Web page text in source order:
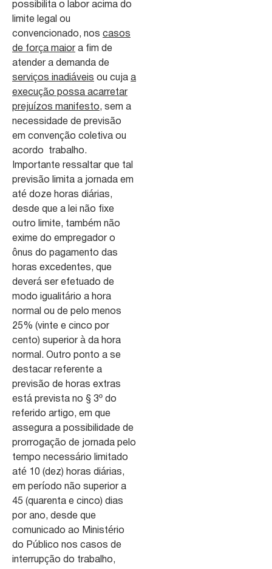
possibilita o labor acima do
limite legal ou
convencionado, nos casos
de força maior a fim de
atender a demanda de
serviços inadiáveis ou cuja a
execução possa acarretar
prejuízos manifesto, sem a
necessidade de previsão
em convenção coletiva ou
acordo trabalho.
Importante ressaltar que tal
previsão limita a jornada em
até doze horas diárias,
desde que a lei não fixe
outro limite, também não
exime do empregador o
ônus do pagamento das
horas excedentes, que
deverá ser efetuado de
modo igualitário a hora
normal ou de pelo menos
25% (vinte e cinco por
cento) superior à da hora
normal. Outro ponto a se
destacar referente a
previsão de horas extras
está prevista no § 3º do
referido artigo, em que
assegura a possibilidade de
prorrogação de jornada pelo
tempo necessário limitado
até 10 (dez) horas diárias,
em período não superior a
45 (quarenta e cinco) dias
por ano, desde que
comunicado ao Ministério
do Público nos casos de
interrupção do trabalho,